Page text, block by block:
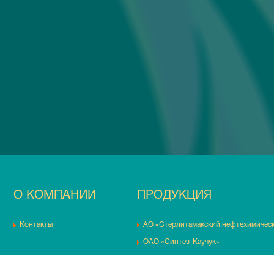
О КОМПАНИИ
Контакты
ПРОДУКЦИЯ
АО «Стерлитамакский
ОАО «Синтез-Каучук»